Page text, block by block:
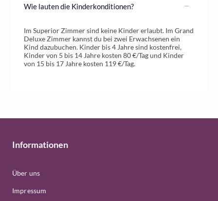
Wie lauten die Kinderkonditionen?
Im Superior Zimmer sind keine Kinder erlaubt. Im Grand
Deluxe Zimmer kannst du bei zwei Erwachsenen ein
Kind dazubuchen. Kinder bis 4 Jahre sind kostenfrei,
Kinder von 5 bis 14 Jahre kosten 80 €/Tag und Kinder
von 15 bis 17 Jahre kosten 119 €/Tag.
Informationen
Über uns
Impressum